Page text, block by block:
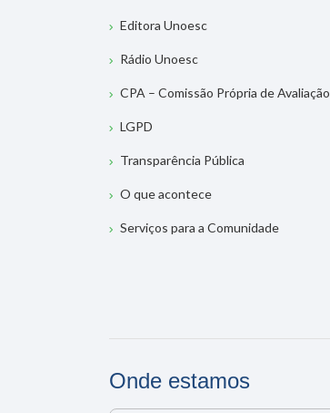
Editora Unoesc
Rádio Unoesc
CPA – Comissão Própria de Avaliação
LGPD
Transparência Pública
O que acontece
Serviços para a Comunidade
Onde estamos